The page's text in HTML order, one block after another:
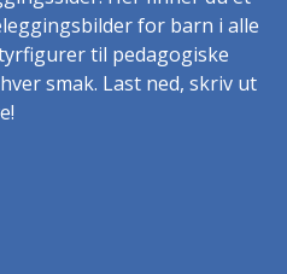
for barn i alle
til pedagogiske
smak. Last ned, skriv ut